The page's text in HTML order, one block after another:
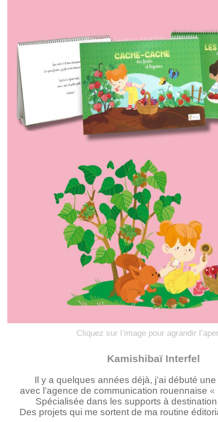
Cliquez sur l’image pour agrandir
Kamishibaï Interfel
Il y a quelques années déjà, j’ai débuté
avec l’agence de communication rouennaise «
Spécialisée dans les supports à
Des projets qui me sortent de ma routine